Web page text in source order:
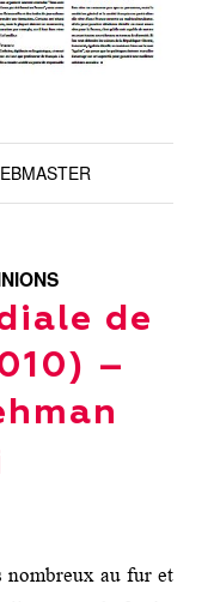
de
–
nombreux au fur et